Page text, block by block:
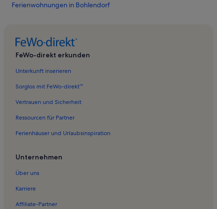
Ferienwohnungen in Bohlendorf
Boddenlandschaft
Ferienwohnungen in Grubnow
Ferienwohnungen in Leuchtturm Dornbusch
Ferienwohnungen in Binz
Ferienwohnungen in Mursewiek
Ferienwohnungen in Kloster
Ferienwohnungen in Strand bei Goos
Ferienwohnungen in Haidhof
Ferienwohnungen in Rügen Park Gingst
Ferienwohnungen in Tribbevitz
Ferienwohnungen in Trent
FeWo-direkt erkunden
Unterkunft inserieren
Sorglos mit FeWo-direkt™
Vertrauen und Sicherheit
Ressourcen für Partner
Ferienhäuser und Urlaubsinspiration
Unternehmen
Über uns
Karriere
Affiliate-Partner